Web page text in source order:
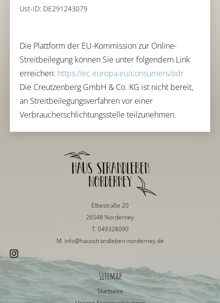
Ust-ID: DE291243079
Die Plattform der EU-Kommission zur Online-
Streitbeilegung können Sie unter folgendem Link
erreichen: https://ec.europa.eu/consumers/odr
Die Creutzenberg GmbH & Co. KG ist nicht bereit,
an Streitbeilegungsverfahren vor einer
Verbraucherschlichtungsstelle teilzunehmen.
Elbestraße 20
26548 Norderney
T. 049328090
M. info@hausstrandleben-norderney.de
Sitemap
Startseite